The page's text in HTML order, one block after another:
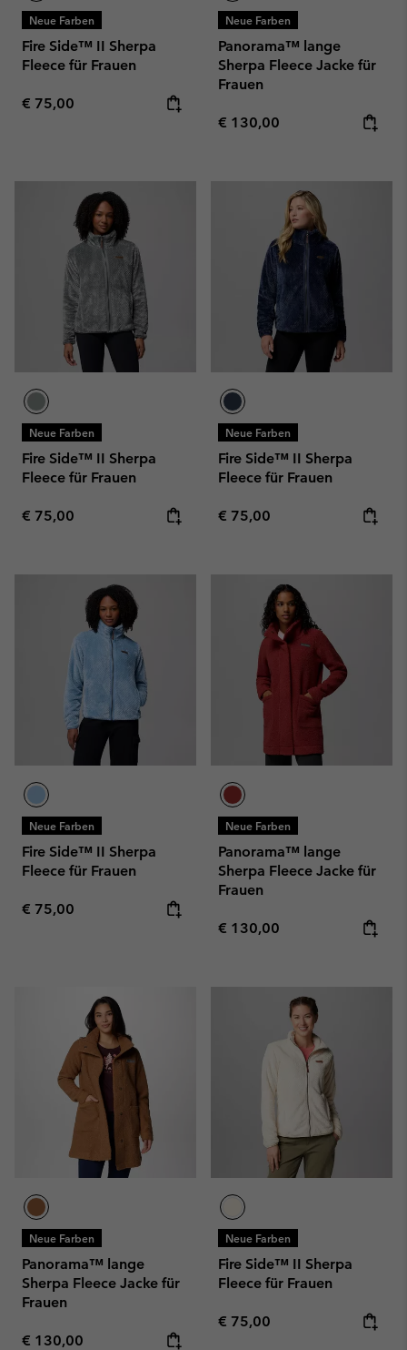
Neue Farben
Fire Side™ II Sherpa
Fleece für Frauen
Regular price:
€ 75,00
Neue Farben
Panorama™ lange
Sherpa Fleece Jacke für
Frauen
Regular price:
€ 130,00
Neue Farben
Fire Side™ II Sherpa
Fleece für Frauen
Regular price:
€ 75,00
Neue Farben
Fire Side™ II Sherpa
Fleece für Frauen
Regular price:
€ 75,00
Neue Farben
Fire Side™ II Sherpa
Fleece für Frauen
Regular price:
€ 75,00
Neue Farben
Panorama™ lange
Sherpa Fleece Jacke für
Frauen
Regular price:
€ 130,00
Neue Farben
Panorama™ lange
Sherpa Fleece Jacke für
Frauen
Regular price:
€ 130,00
Neue Farben
Fire Side™ II Sherpa
Fleece für Frauen
Regular price:
€ 75,00